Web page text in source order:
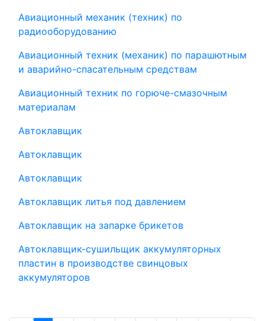
Авиационный механик (техник) по
радиооборудованию
Авиационный техник (механик) по парашютным
и аварийно-спасательным средствам
Авиационный техник по горюче-смазочным
материалам
Автоклавщик
Автоклавщик
Автоклавщик
Автоклавщик литья под давлением
Автоклавщик на запарке брикетов
Автоклавщик-сушильщик аккумуляторных
пластин в производстве свинцовых
аккумуляторов